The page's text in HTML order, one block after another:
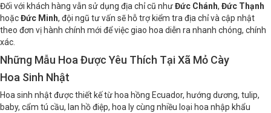
Đối với khách hàng vẫn sử dụng địa chỉ cũ nhưĐức Chánh, Đức Thạnh
hoặcĐức Minh, đội ngũ tư vấn sẽ hỗ trợ kiểm tra địa chỉ và cập nhật
theo đơn vị hành chính mới để việc giao hoa diễn ra nhanh chóng, chính
xác.
Những Mẫu Hoa Được Yêu Thích Tại Xã Mỏ Cày
Hoa Sinh Nhật
Hoa sinh nhật được thiết kế từ hoa hồng Ecuador, hướng dương, tulip,
baby, cẩm tú cầu, lan hồ điệp, hoa ly cùng nhiều loại hoa nhập khẩu